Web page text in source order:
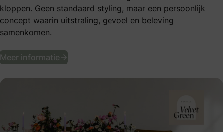
kloppen. Geen standaard styling, maar een persoonlijk
concept waarin uitstraling, gevoel en beleving
samenkomen.
Meer informatie Unieke bruiloftstyling door Velvet Green